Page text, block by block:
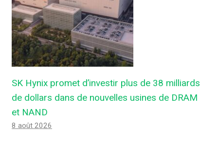
SK Hynix promet d’investir plus de 38 milliards
de dollars dans de nouvelles usines de DRAM
et NAND
8 août 2026